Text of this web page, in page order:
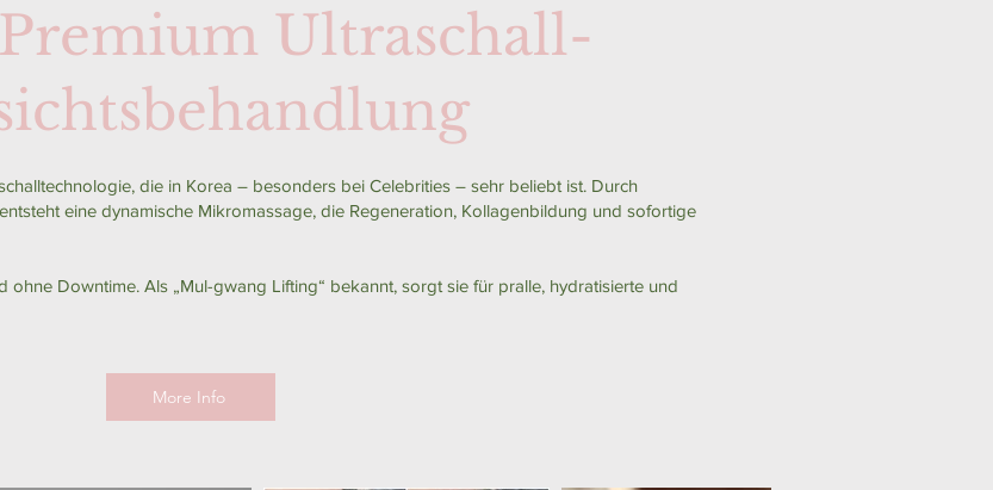
Premium Ultraschall-
die in Korea – besonders bei Celebrities – sehr beliebt ist. Durch
eine dynamische Mikromassage, die Regeneration, Kollagenbildung und sofortige
ohne Downtime. Als „Mul-gwang Lifting“ bekannt, sorgt sie für pralle, hydratisierte und
More Info